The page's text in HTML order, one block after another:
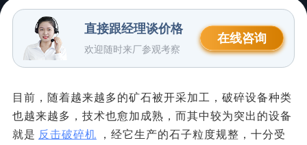
直接跟经理谈价格
欢迎随时来厂参观考察
在线咨询
目前，随着越来越多的矿石被开采加工，破碎设备种类
也越来越多，技术也愈加成熟，而其中较为突出的设备
就是 反击破碎机
，经它生产的石子粒度规整，十分受